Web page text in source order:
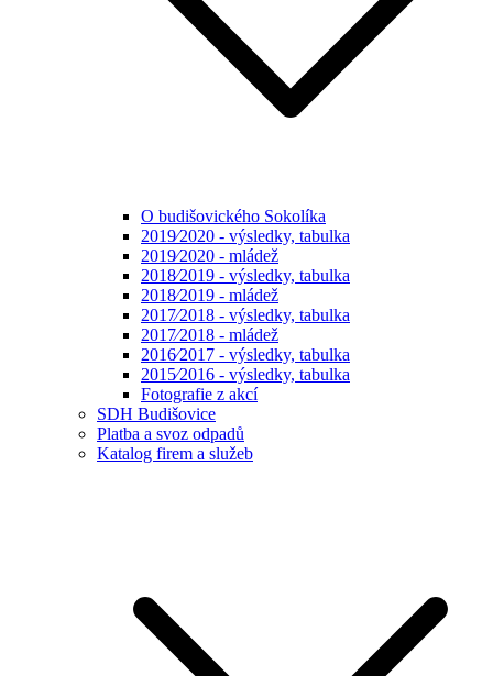
O budišovického Sokolíka
2019⁄2020 - výsledky, tabulka
2019⁄2020 - mládež
2018⁄2019 - výsledky, tabulka
2018⁄2019 - mládež
2017⁄2018 - výsledky, tabulka
2017⁄2018 - mládež
2016⁄2017 - výsledky, tabulka
2015⁄2016 - výsledky, tabulka
Fotografie z akcí
SDH Budišovice
Platba a svoz odpadů
Katalog firem a služeb